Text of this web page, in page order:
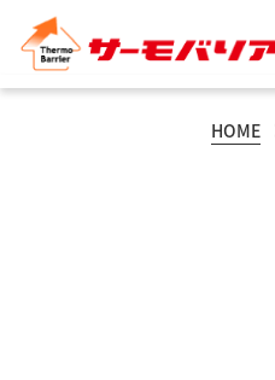
HOME